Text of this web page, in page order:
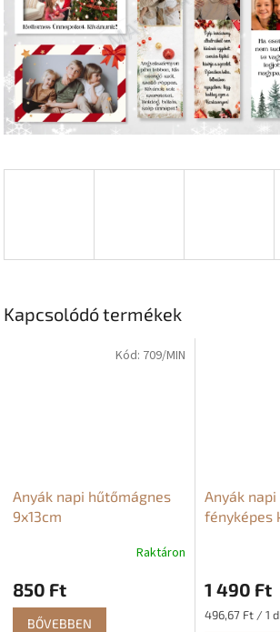
Kapcsolódó termékek
Anyák napi hűtőmágnes
9x13cm
Raktáron
850 Ft
BŐVEBBEN
Kód: 709/MIN
Anyák
fényképes
1 490 Ft
Egységár:
496,67 Ft / 1